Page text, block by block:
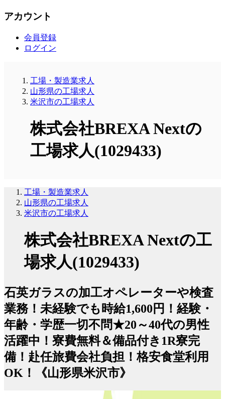
アカウント
会員登録
ログイン
工場・製造業求人
山形県の工場求人
米沢市の工場求人
株式会社BREXA Nextの
工場求人(1029433)
工場・製造業求人
山形県の工場求人
米沢市の工場求人
株式会社BREXA Nextの工
場求人(1029433)
石英ガラスの加工オペレーターや検査
業務！未経験でも時給1,600円！経験・
年齢・学歴一切不問★20～40代の男性
活躍中！寮費無料＆備品付き1R寮完
備！赴任旅費会社負担！格安食堂利用
OK！《山形県米沢市》